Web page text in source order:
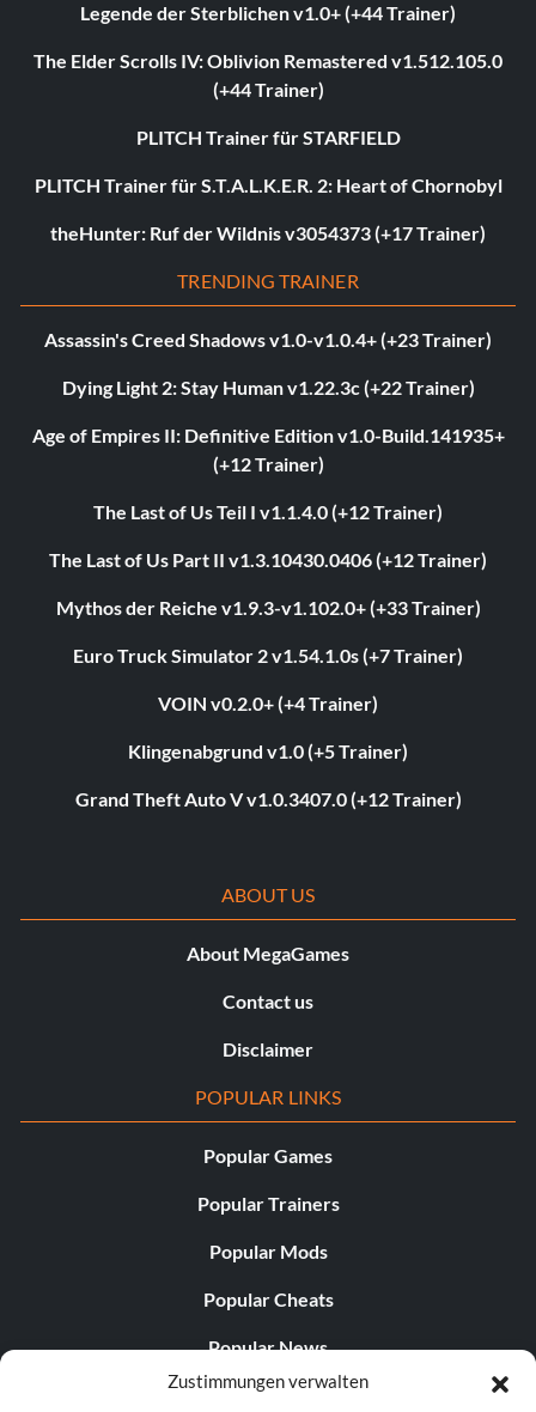
Zustimmungen verwalten
Legende der Sterblichen v1.0+ (+44 Trainer)
The Elder Scrolls IV: Oblivion Remastered v1.512.105.0
(+44 Trainer)
PLITCH Trainer für STARFIELD
PLITCH Trainer für S.T.A.L.K.E.R. 2: Heart of Chornobyl
theHunter: Ruf der Wildnis v3054373 (+17 Trainer)
TRENDING TRAINER
Assassin's Creed Shadows v1.0-v1.0.4+ (+23 Trainer)
Dying Light 2: Stay Human v1.22.3c (+22 Trainer)
Age of Empires II: Definitive Edition v1.0-Build.141935+
(+12 Trainer)
The Last of Us Teil I v1.1.4.0 (+12 Trainer)
The Last of Us Part II v1.3.10430.0406 (+12 Trainer)
Mythos der Reiche v1.9.3-v1.102.0+ (+33 Trainer)
Euro Truck Simulator 2 v1.54.1.0s (+7 Trainer)
VOIN v0.2.0+ (+4 Trainer)
Klingenabgrund v1.0 (+5 Trainer)
Grand Theft Auto V v1.0.3407.0 (+12 Trainer)
ABOUT US
About MegaGames
Contact us
Disclaimer
POPULAR LINKS
Popular Games
Popular Trainers
Popular Mods
Popular Cheats
Popular News
Popular Editorials